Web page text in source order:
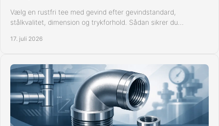
Vælg en rustfri tee med gevind efter gevindstandard,
stålkvalitet, dimension og trykforhold. Sådan sikrer du
17. juli 2026